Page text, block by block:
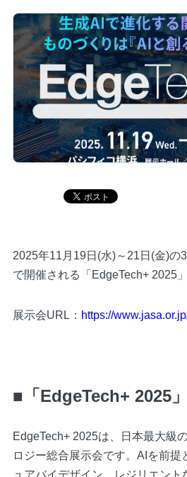
News
Recruit
Blog
Contact
2025年11月19日(水)～21日(金)の
で開催される「EdgeTech+ 2025
展示会URL： https://
■「EdgeTech+ 2025
EdgeTech+ 2025は、日本最大級
ロジー総合展示会です。AIを前提
ュアバイデザイン、レジリエン